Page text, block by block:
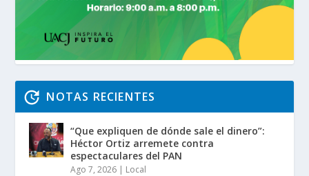
NOTAS RECIENTES
“Que expliquen de dónde sale el dinero”:
Héctor Ortiz arremete contra
espectaculares del PAN
Ago 7, 2026 | Local